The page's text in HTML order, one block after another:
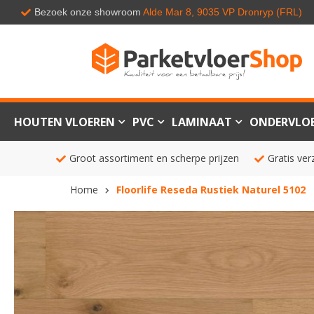
Bezoek onze showroom Alde Mar 8, 9035 VP Dronryp (FRL)
HOUTEN VLOEREN PVC LAMINAAT
Groot assortiment en scherpe prijzen Gratis
Home Floorlife Reseda Rustiek Naturel 5102
de
afbeeldingen-